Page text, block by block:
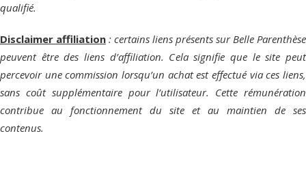
qualifié.
Disclaimer affiliation : certains liens présents sur Belle Parenthèse
peuvent être des liens d’affiliation. Cela signifie que le site peut
percevoir une commission lorsqu’un achat est effectué via ces liens,
sans coût supplémentaire pour l’utilisateur. Cette rémunération
contribue au fonctionnement du site et au maintien de ses
contenus.